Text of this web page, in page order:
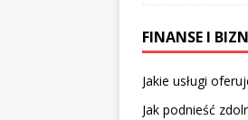
FINANSE I
Jakie usługi
Jak podnieść